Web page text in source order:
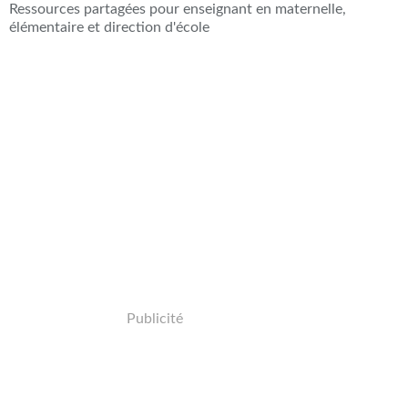
Ressources partagées pour enseignant en maternelle,
élémentaire et direction d'école
Publicité